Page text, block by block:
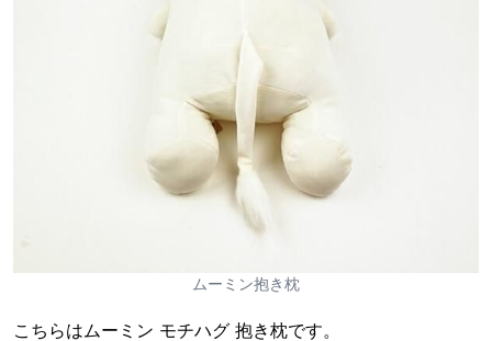
ムーミン抱き枕
こちらはムーミン モチハグ 抱き枕です。